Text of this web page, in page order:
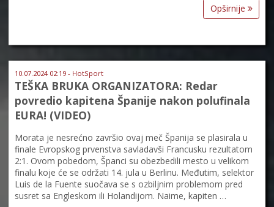
Opširnije
10.07.2024 02:19 - HotSport
TEŠKA BRUKA ORGANIZATORA: Redar
povredio kapitena Španije nakon polufinala
EURA! (VIDEO)
Morata je nesrećno završio ovaj meč Španija se plasirala u
finale Evropskog prvenstva savladavši Francusku rezultatom
2:1. Ovom pobedom, Španci su obezbedili mesto u velikom
finalu koje će se održati 14. jula u Berlinu. Međutim, selektor
Luis de la Fuente suočava se s ozbiljnim problemom pred
susret sa Engleskom ili Holandijom. Naime, kapiten …